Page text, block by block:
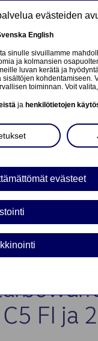
Tietoa meistä
norsk
Bank
FI ja
evästeiden
English
sinulle sivuillamme
ja kolmansien
luvan kerätä ja
sisältöjen kohdentamiseen.
toiminnan. Voit
ja henkilötietojen
evästeet